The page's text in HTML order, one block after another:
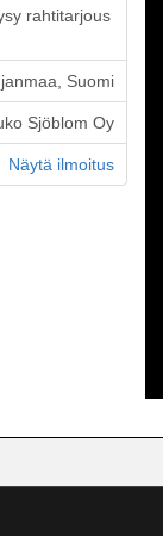
rahtitarjous
Suomi
Sjöblom Oy
Näytä ilmoitus